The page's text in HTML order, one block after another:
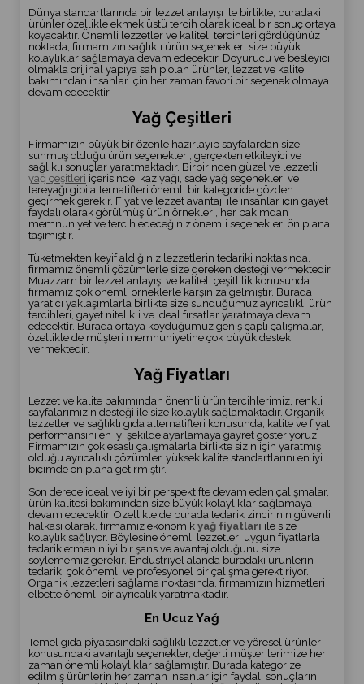
Dünya standartlarında bir lezzet anlayışı ile birlikte, buradaki
ürünler özellikle ekmek üstü tercih olarak ideal bir sonuç ortaya
koyacaktır. Önemli lezzetler ve kaliteli tercihleri gördüğünüz
noktada, firmamızın sağlıklı ürün seçenekleri size büyük
kolaylıklar sağlamaya devam edecektir. Doyurucu ve besleyici
olmakla orijinal yapıya sahip olan ürünler, lezzet ve kalite
bakımından insanlar için her zaman favori bir seçenek olmaya
devam edecektir.
Yağ Çeşitleri
Firmamızın büyük bir özenle hazırlayıp sayfalardan size
sunmuş olduğu ürün seçenekleri, gerçekten etkileyici ve
sağlıklı sonuçlar yaratmaktadır. Birbirinden güzel ve lezzetli
yağ çeşitleri içerisinde, kaz yağı, sade yağ seçenekleri ve
tereyağı gibi alternatifleri önemli bir kategoride gözden
geçirmek gerekir. Fiyat ve lezzet avantajı ile insanlar için gayet
faydalı olarak görülmüş ürün örnekleri, her bakımdan
memnuniyet ve tercih edeceğiniz önemli seçenekleri ön plana
taşımıştır.
Tüketmekten keyif aldığınız lezzetlerin tedariki noktasında,
firmamız önemli çözümlerle size gereken desteği vermektedir.
Muazzam bir lezzet anlayışı ve kaliteli çeşitlilik konusunda
firmamız çok önemli örneklerle karşınıza gelmiştir. Burada
yaratıcı yaklaşımlarla birlikte size sunduğumuz ayrıcalıklı ürün
tercihleri, gayet nitelikli ve ideal fırsatlar yaratmaya devam
edecektir. Burada ortaya koyduğumuz geniş çaplı çalışmalar,
özellikle de müşteri memnuniyetine çok büyük destek
vermektedir.
Yağ Fiyatları
Lezzet ve kalite bakımından önemli ürün tercihlerimiz, renkli
sayfalarımızın desteği ile size kolaylık sağlamaktadır. Organik
lezzetler ve sağlıklı gıda alternatifleri konusunda, kalite ve fiyat
performansını en iyi şekilde ayarlamaya gayret gösteriyoruz.
Firmamızın çok esaslı çalışmalarla birlikte sizin için yaratmış
olduğu ayrıcalıklı çözümler, yüksek kalite standartlarını en iyi
biçimde ön plana getirmiştir.
Son derece ideal ve iyi bir perspektifte devam eden çalışmalar,
ürün kalitesi bakımından size büyük kolaylıklar sağlamaya
devam edecektir. Özellikle de burada tedarik zincirinin güvenli
halkası olarak, firmamız ekonomik yağ fiyatları ile size
kolaylık sağlıyor. Böylesine önemli lezzetleri uygun fiyatlarla
tedarik etmenin iyi bir şans ve avantaj olduğunu size
söylememiz gerekir. Endüstriyel alanda buradaki ürünlerin
tedariki çok önemli ve profesyonel bir çalışma gerektiriyor.
Organik lezzetleri sağlama noktasında, firmamızın hizmetleri
elbette önemli bir ayrıcalık yaratmaktadır.
En Ucuz Yağ
Temel gıda piyasasındaki sağlıklı lezzetler ve yöresel ürünler
konusundaki avantajlı seçenekler, değerli müşterilerimize her
zaman önemli kolaylıklar sağlamıştır. Burada kategorize
edilmiş ürünlerin her zaman insanlar için faydalı sonuçlarını